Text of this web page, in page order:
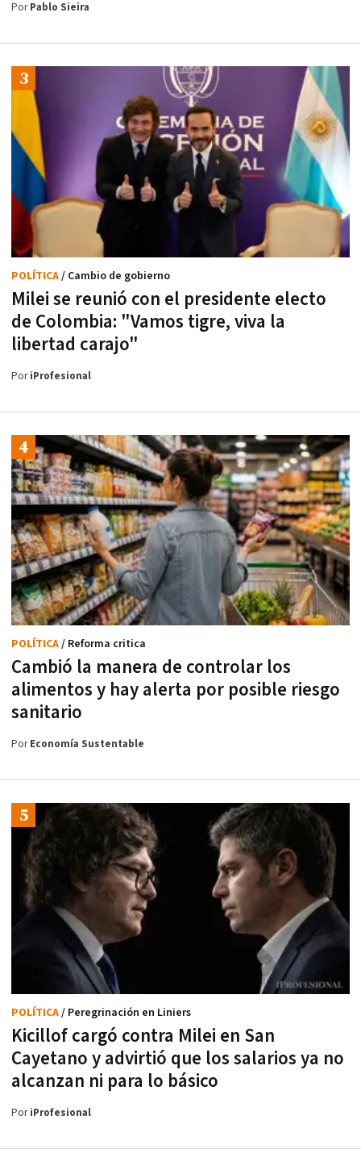
PorPablo Sieira
Milei se reunió con el presidente electo
de Colombia: "Vamos tigre, viva la
libertad carajo"
POLÍTICA/ Cambio de gobierno
PoriProfesional
Cambió la manera de controlar los
alimentos y hay alerta por posible riesgo
sanitario
POLÍTICA/ Reforma critica
PorEconomía Sustentable
Kicillof cargó contra Milei en San
Cayetano y advirtió que los salarios ya no
alcanzan ni para lo básico
POLÍTICA/ Peregrinación en Liniers
PoriProfesional